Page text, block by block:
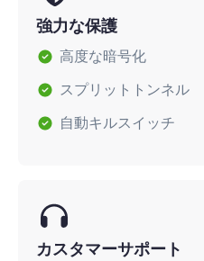
強力な保護
高度な暗号化
スプリットトンネル
自動キルスイッチ
カスタマーサポート